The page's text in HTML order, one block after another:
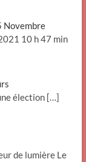
Novembre
10 h 47 min
élection […]
de lumière Le